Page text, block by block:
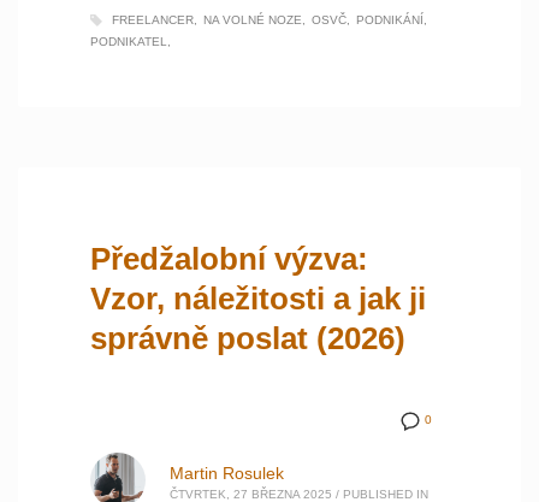
FREELANCER NA VOLNÉ NOZE OSVČ
PODNIKÁNÍ
PODNIKATEL
Předžalobní výzva:
Vzor, náležitosti a jak ji
správně poslat (2026)
0
Martin Rosulek
ČTVRTEK, 27 BŘEZNA 2025 / PUBLISHED IN